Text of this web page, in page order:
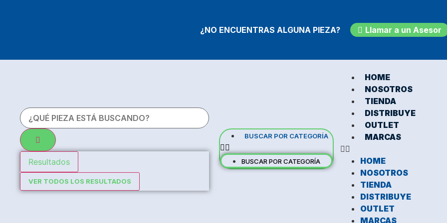
¿NO ENCUENTRAS ALGUNA PIEZA? Llamar a un Asesor
Resultados
VER TODOS LOS RESULTADOS
BUSCAR POR CATEGORÍA
BUSCAR POR CATEGORÍA
HOME
NOSOTROS
TIENDA
DISTRIBUYE
OUTLET
MARCAS
HOME
NOSOTROS
TIENDA
DISTRIBUYE
OUTLET
MARCAS